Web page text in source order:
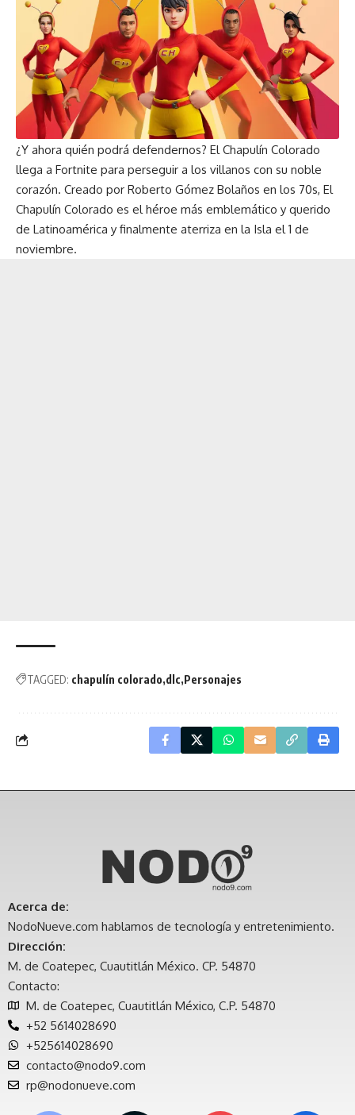
¿Y ahora quién podrá defendernos? El Chapulín Colorado
llega a Fortnite para perseguir a los villanos con su noble
corazón. Creado por Roberto Gómez Bolaños en los 70s, El
Chapulín Colorado es el héroe más emblemático y querido
de Latinoamérica y finalmente aterriza en la Isla el 1 de
noviembre.
TAGGED: chapulín colorado dlc Personajes
Acerca de:
NodoNueve.com hablamos de tecnología y entretenimiento.
Dirección:
M. de Coatepec, Cuautitlán México. CP. 54870
Contacto:
M. de Coatepec, Cuautitlán México, C.P. 54870
+52 5614028690
+525614028690
contacto@nodo9.com
rp@nodonueve.com